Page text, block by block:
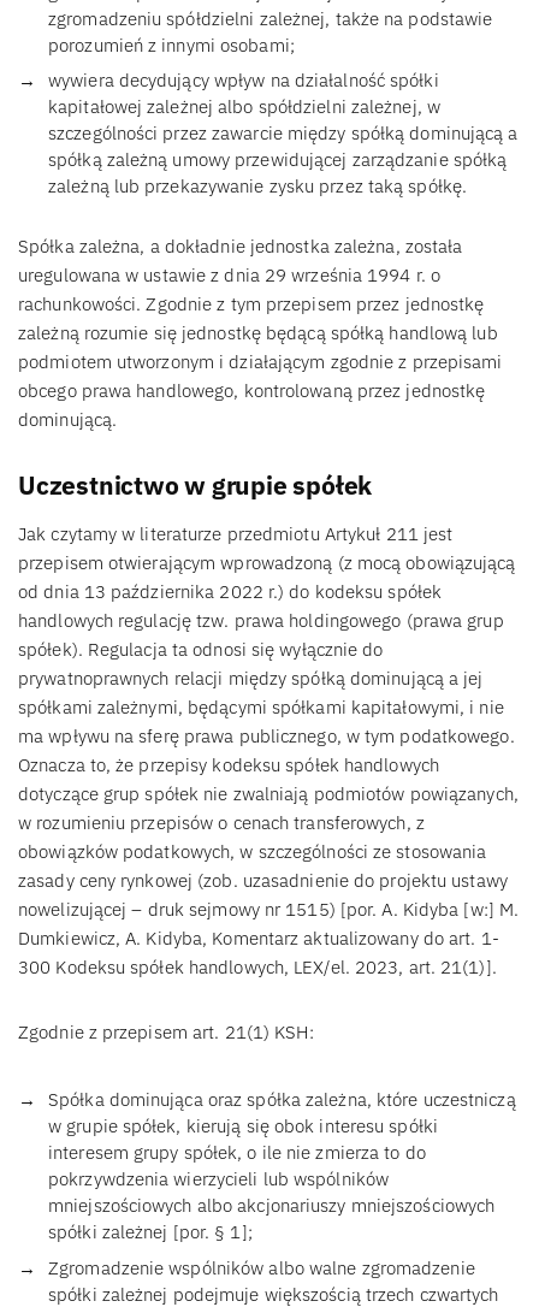
zgromadzeniu spółdzielni zależnej, także na podstawie
porozumień z innymi osobami;
wywiera decydujący wpływ na działalność spółki
kapitałowej zależnej albo spółdzielni zależnej, w
szczególności przez zawarcie między spółką dominującą a
spółką zależną umowy przewidującej zarządzanie spółką
zależną lub przekazywanie zysku przez taką spółkę.
Spółka zależna, a dokładnie jednostka zależna, została
uregulowana w ustawie z dnia 29 września 1994 r. o
rachunkowości. Zgodnie z tym przepisem przez jednostkę
zależną rozumie się jednostkę będącą spółką handlową lub
podmiotem utworzonym i działającym zgodnie z przepisami
obcego prawa handlowego, kontrolowaną przez jednostkę
dominującą.
Uczestnictwo w grupie spółek
Jak czytamy w literaturze przedmiotu Artykuł 211 jest
przepisem otwierającym wprowadzoną (z mocą obowiązującą
od dnia 13 października 2022 r.) do kodeksu spółek
handlowych regulację tzw. prawa holdingowego (prawa grup
spółek). Regulacja ta odnosi się wyłącznie do
prywatnoprawnych relacji między spółką dominującą a jej
spółkami zależnymi, będącymi spółkami kapitałowymi, i nie
ma wpływu na sferę prawa publicznego, w tym podatkowego.
Oznacza to, że przepisy kodeksu spółek handlowych
dotyczące grup spółek nie zwalniają podmiotów powiązanych,
w rozumieniu przepisów o cenach transferowych, z
obowiązków podatkowych, w szczególności ze stosowania
zasady ceny rynkowej (zob. uzasadnienie do projektu ustawy
nowelizującej – druk sejmowy nr 1515) [por. A. Kidyba [w:] M.
Dumkiewicz, A. Kidyba, Komentarz aktualizowany do art. 1-
300 Kodeksu spółek handlowych, LEX/el. 2023, art. 21(1)].
Zgodnie z przepisem art. 21(1) KSH:
Spółka dominująca oraz spółka zależna, które uczestniczą
w grupie spółek, kierują się obok interesu spółki
interesem grupy spółek, o ile nie zmierza to do
pokrzywdzenia wierzycieli lub wspólników
mniejszościowych albo akcjonariuszy mniejszościowych
spółki zależnej [por. § 1];
Zgromadzenie wspólników albo walne zgromadzenie
spółki zależnej podejmuje większością trzech czwartych